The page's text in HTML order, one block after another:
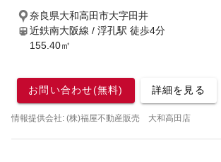
奈良県大和高田市大字田井
近鉄南大阪線 / 浮孔駅 徒歩4分
155.40㎡
お問い合わせ(無料) 詳細を見る
情報提供会社: (株)福屋不動産販売 大和高田店